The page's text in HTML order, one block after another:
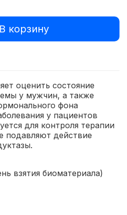
В корзину
оценить состояние
у мужчин, а также
фона
у пациентов
для контроля терапии
подавляют действие
взятия биоматериала)